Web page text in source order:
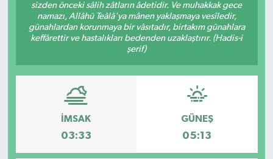
sizden önceki sâlih zâtların âdetidir. Ve muhakkak gece
namazı, Allâhü Teâlâ'ya mânen yaklaşmaya vesîledir,
günahlardan korunmaya bir vâsıtadır, birtakım günahlara
keffârettir ve hastalıkları bedenden uzaklaştırır. (Hadis-i
şerif)
İMSAK
03:33
GÜNEŞ
05:13